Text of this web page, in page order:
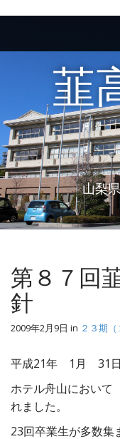
e
n
u
i
c
n
t
e
n
t
韮
山梨
第８７回
針
2009年2月9日 in ２３期
平成21年 1月 31
ホテル舟山におい
れました。
23回卒業生が多数